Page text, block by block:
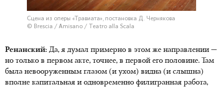
Сцена из оперы «Травиата», постановка Д. Чернякова
© Brescia / Amisano / Teatro alla Scala
Ренанский: Да, я думал примерно в этом же направлении —
но только в первом акте, точнее, в первой его половине. Там
была невооруженным глазом (и ухом) видна (и слышна)
вполне капитальная и одновременно филигранная работа,